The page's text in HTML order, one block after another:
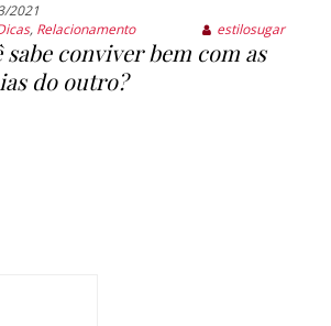
2021
, Relacionamento estilosugar
sabe conviver bem com as
do outro?